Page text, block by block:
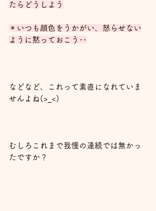
たらどうしよう
＊いつも顔色をうかがい、怒らせない
ように黙っておこう‥
などなど、これって素直になれていま
せんよね(>_<)
むしろこれまで我慢の連続では無かっ
たですか？